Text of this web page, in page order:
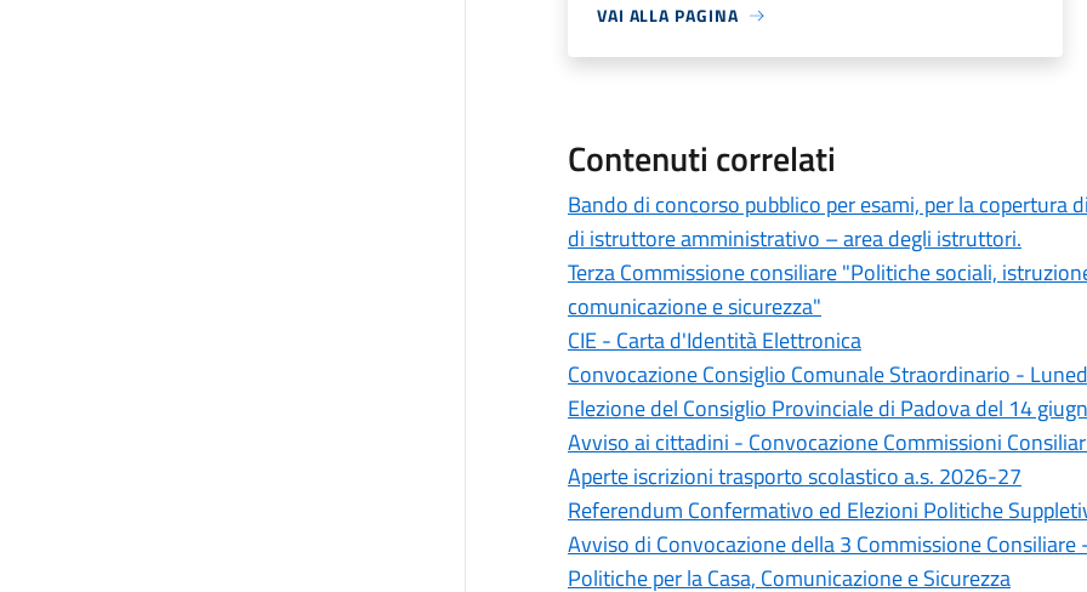
VAI ALLA PAGINA
Contenuti correlati
Bando di concorso pubblico per esami, per la
di istruttore amministrativo – area degli istruttori.
Terza Commissione consiliare "Politiche sociali,
comunicazione e sicurezza"
CIE - Carta d'Identità Elettronica
Convocazione Consiglio Comunale Straordinario -
Elezione del Consiglio Provinciale di Padova del 14
Avviso ai cittadini - Convocazione Commissioni
Aperte iscrizioni trasporto scolastico a.s. 2026-27
Referendum Confermativo ed Elezioni Politiche
Avviso di Convocazione della 3 Commissione
Politiche per la Casa, Comunicazione e Sicurezza